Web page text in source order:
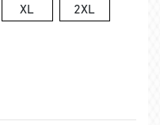
XL 2XL